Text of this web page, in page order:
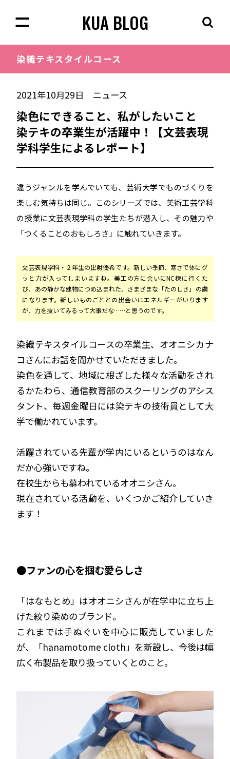
KUA BLOG
染織テキスタイルコース
2021年10月29日 ニュース
染色にできること、私がしたいこと
染テキの卒業生が活躍中！【文芸表現
学科学生によるレポート】
違うジャンルを学んでいても、芸術大学でものづくりを
楽しむ気持ちは同じ。このシリーズでは、美術工芸学科
の授業に文芸表現学科の学生たちが潜入し、その魅力や
「つくることのおもしろさ」に触れていきます。
文芸表現学科・２年生の出射優希です。新しい季節、寒さで体にグ
ッと力が入ってしまいますね。美工の方に会いにNC棟に行くた
び、あの静かな建物につめ込まれた、さまざまな「たのしさ」の虜
になります。新しいものごととの出会いはエネルギーがいります
が、力を抜いてみるって大事だな……と思うのです。
染織テキスタイルコースの卒業生、オオニシカナ
コさんにお話を聞かせていただきました。
染色を通して、地域に根ざした様々な活動をされ
るかたわら、通信教育部のスクーリングのアシス
タント、毎週金曜日には染テキの技術員として大
学で働かれています。
活躍されている先輩が学内にいるというのはなん
だか心強いですね。
在校生からも慕われているオオニシさん。
現在されている活動を、いくつかご紹介していき
ます！
●ファンの心を掴む愛らしさ
「はなもとめ」はオオニシさんが在学中に立ち上
げた絞り染めのブランド。
これまでは手ぬぐいを中心に販売していました
が、「hanamotome cloth」を新設し、今後は幅
広く布製品を取り扱っていくとのこと。